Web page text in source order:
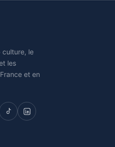
culture, le
les
et en